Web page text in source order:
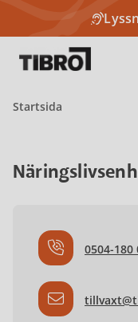
Startsida
0504-180